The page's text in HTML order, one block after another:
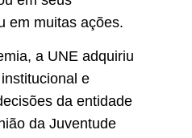
em muitas ações.
a UNE adquiriu
e
da entidade
da Juventude